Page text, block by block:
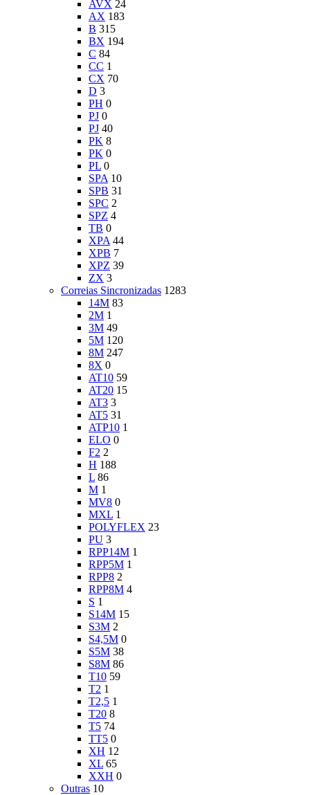
AVX 24
AX 183
B 315
BX 194
C 84
CC 1
CX 70
D 3
PH 0
PJ 0
PJ 40
PK 8
PK 0
PL 0
SPA 10
SPB 31
SPC 2
SPZ 4
TB 0
XPA 44
XPB 7
XPZ 39
ZX 3
Correias Sincronizadas 1283
14M 83
2M 1
3M 49
5M 120
8M 247
8X 0
AT10 59
AT20 15
AT3 3
AT5 31
ATP10 1
ELO 0
F2 2
H 188
L 86
M 1
MV8 0
MXL 1
POLYFLEX 23
PU 3
RPP14M 1
RPP5M 1
RPP8 2
RPP8M 4
S 1
S14M 15
S3M 2
S4,5M 0
S5M 38
S8M 86
T10 59
T2 1
T2,5 1
T20 8
T5 74
TT5 0
XH 12
XL 65
XXH 0
Outras 10